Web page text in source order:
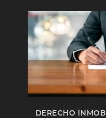
DERECHO